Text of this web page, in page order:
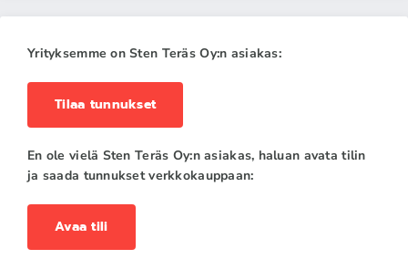
Yrityksemme on Sten Teräs Oy:n asiakas:
Tilaa tunnukset
En ole vielä Sten Teräs Oy:n asiakas, haluan avata tilin
ja saada tunnukset verkkokauppaan:
Avaa tili